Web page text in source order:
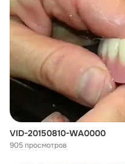
VID-20150810-WA0000
905 просмотров